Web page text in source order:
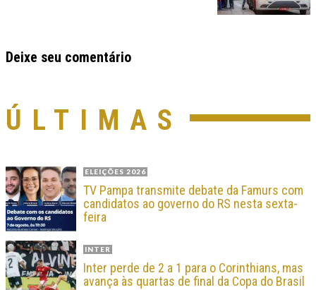
Deixe seu comentário
ÚLTIMAS
ELEIÇÕES 2026
TV Pampa transmite debate da Famurs com
candidatos ao governo do RS nesta sexta-
feira
INTER
Inter perde de 2 a 1 para o Corinthians, mas
avança às quartas de final da Copa do Brasil